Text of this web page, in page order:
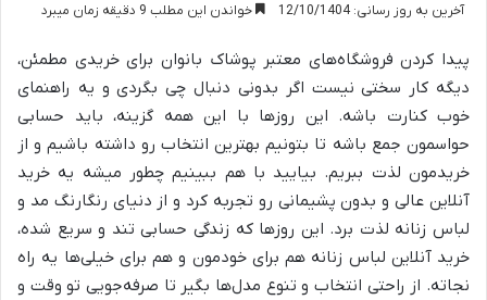
آخرین به روز رسانی: 12/10/1404 خواندن این مطلب 9 دقیقه زمان میبرد
پیدا کردن فروشگاه‌های معتبر پوشاک بانوان برای خریدی مطمئن،
دیگه کار سختی نیست اگر بدونی دنبال چی بگردی و یه راهنمای
خوب کنارت باشه. این روزها با این همه گزینه، باید حسابی
حواسمون جمع باشه تا بتونیم بهترین انتخاب رو داشته باشیم و از
خریدمون لذت ببریم. بیایید با هم ببینیم چطور میشه یه خرید
آنلاین عالی و بدون پشیمانی رو تجربه کرد و از دنیای رنگارنگ مد و
لباس زنانه لذت برد. این روزها که زندگی حسابی تند و سریع شده،
خرید آنلاین لباس زنانه هم برای خودمون و هم برای خیلی‌ها یه راه
نجاته. از راحتی انتخاب و تنوع مدل‌ها بگیر تا صرفه‌جویی تو وقت و